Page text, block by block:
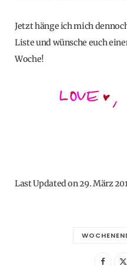
Jetzt hänge ich mich
Liste und wünsche euch
Woche!
Last Updated on 29. März